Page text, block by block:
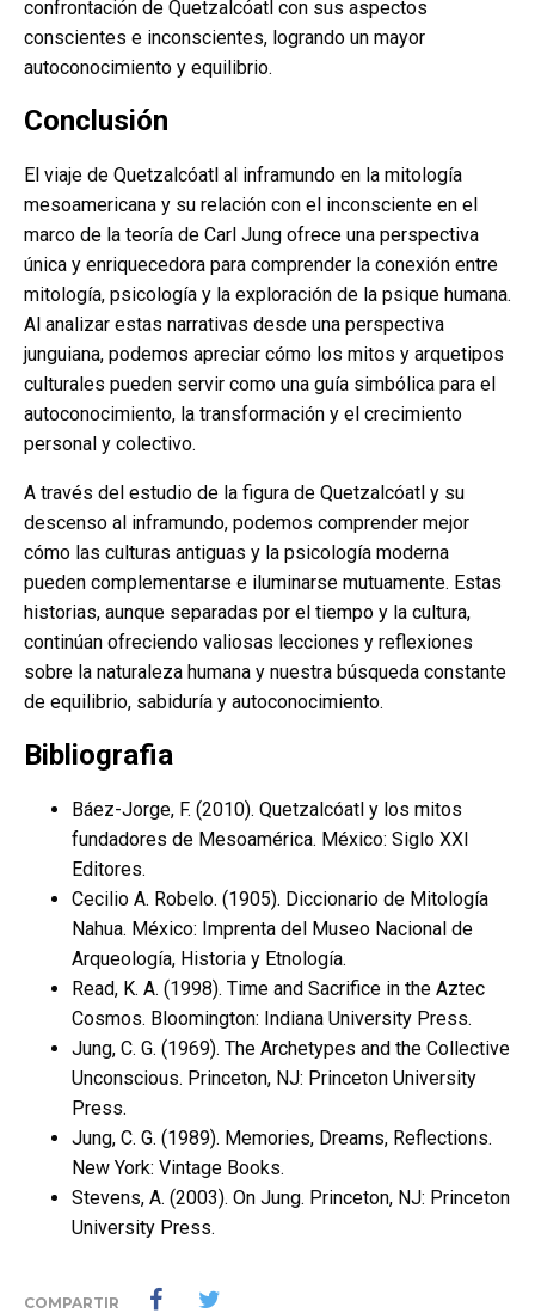
confrontación de Quetzalcóatl con sus aspectos
conscientes e inconscientes, logrando un mayor
autoconocimiento y equilibrio.
Conclusión
El viaje de Quetzalcóatl al inframundo en la mitología
mesoamericana y su relación con el inconsciente en el
marco de la teoría de Carl Jung ofrece una perspectiva
única y enriquecedora para comprender la conexión entre
mitología, psicología y la exploración de la psique humana.
Al analizar estas narrativas desde una perspectiva
junguiana, podemos apreciar cómo los mitos y arquetipos
culturales pueden servir como una guía simbólica para el
autoconocimiento, la transformación y el crecimiento
personal y colectivo.
A través del estudio de la figura de Quetzalcóatl y su
descenso al inframundo, podemos comprender mejor
cómo las culturas antiguas y la psicología moderna
pueden complementarse e iluminarse mutuamente. Estas
historias, aunque separadas por el tiempo y la cultura,
continúan ofreciendo valiosas lecciones y reflexiones
sobre la naturaleza humana y nuestra búsqueda constante
de equilibrio, sabiduría y autoconocimiento.
Bibliografia
Báez-Jorge, F. (2010). Quetzalcóatl y los mitos
fundadores de Mesoamérica. México: Siglo XXI
Editores.
Cecilio A. Robelo. (1905). Diccionario de Mitología
Nahua. México: Imprenta del Museo Nacional de
Arqueología, Historia y Etnología.
Read, K. A. (1998). Time and Sacrifice in the Aztec
Cosmos. Bloomington: Indiana University Press.
Jung, C. G. (1969). The Archetypes and the Collective
Unconscious. Princeton, NJ: Princeton University
Press.
Jung, C. G. (1989). Memories, Dreams, Reflections.
New York: Vintage Books.
Stevens, A. (2003). On Jung. Princeton, NJ: Princeton
University Press.
COMPARTIR